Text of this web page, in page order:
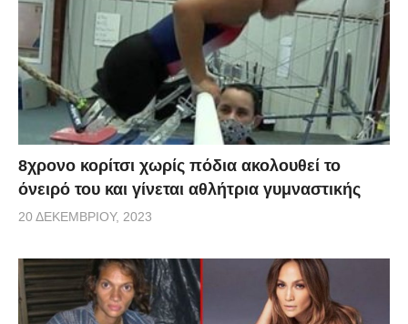
8χρονο κορίτσι χωρίς πόδια ακολουθεί το
όνειρό του και γίνεται αθλήτρια γυμναστικής
20 ΔΕΚΕΜΒΡΊΟΥ, 2023